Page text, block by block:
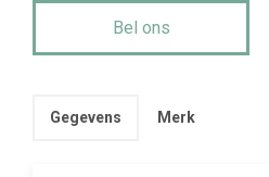
Bel ons
Gegevens Merk